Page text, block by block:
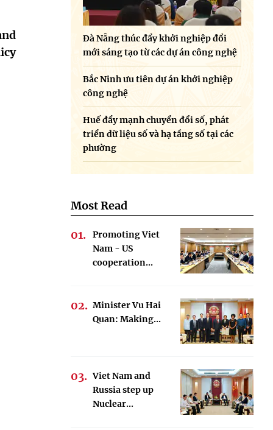
Đà Nẵng thúc đẩy khởi nghiệp đổi
mới sáng tạo từ các dự án công nghệ
Bắc Ninh ưu tiên dự án khởi nghiệp
công nghệ
Huế đẩy mạnh chuyển đổi số, phát
triển dữ liệu số và hạ tầng số tại các
phường
Most Read
Promoting Viet
Nam - US
cooperation...
Minister Vu Hai
Quan: Making...
Viet Nam and
Russia step up
Nuclear...